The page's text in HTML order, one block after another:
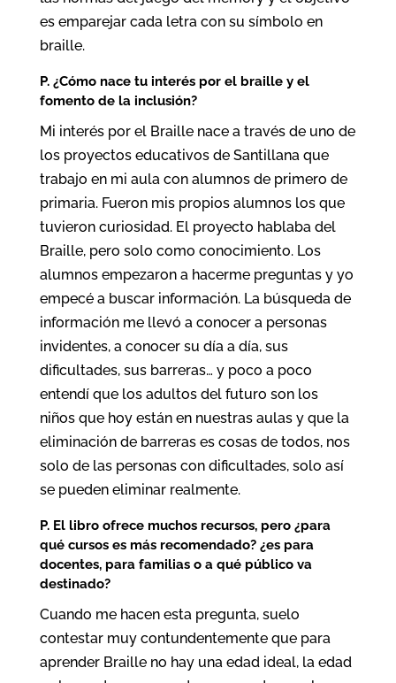
es emparejar cada letra con su símbolo en
braille.
P. ¿Cómo nace tu interés por el braille y el
fomento de la inclusión?
Mi interés por el Braille nace a través de uno de
los proyectos educativos de Santillana que
trabajo en mi aula con alumnos de primero de
primaria. Fueron mis propios alumnos los que
tuvieron curiosidad. El proyecto hablaba del
Braille, pero solo como conocimiento. Los
alumnos empezaron a hacerme preguntas y yo
empecé a buscar información. La búsqueda de
información me llevó a conocer a personas
invidentes, a conocer su día a día, sus
dificultades, sus barreras… y poco a poco
entendí que los adultos del futuro son los
niños que hoy están en nuestras aulas y que la
eliminación de barreras es cosas de todos, nos
solo de las personas con dificultades, solo así
se pueden eliminar realmente.
P. El libro ofrece muchos recursos, pero ¿para
qué cursos es más recomendado? ¿es para
docentes, para familias o a qué público va
destinado?
Cuando me hacen esta pregunta, suelo
contestar muy contundentemente que para
aprender Braille no hay una edad ideal, la edad